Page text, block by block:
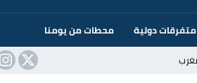
متفرقات دولية
محطات من يومنا